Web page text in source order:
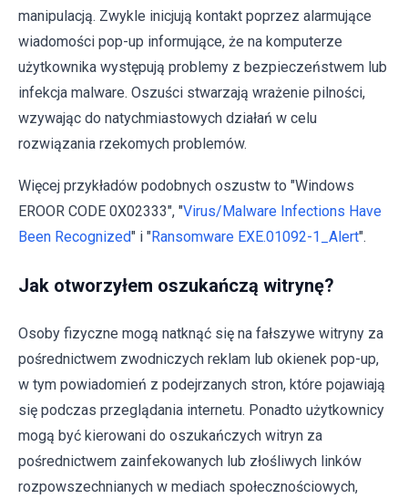
manipulacją. Zwykle inicjują kontakt poprzez alarmujące
wiadomości pop-up informujące, że na komputerze
użytkownika występują problemy z bezpieczeństwem lub
infekcja malware. Oszuści stwarzają wrażenie pilności,
wzywając do natychmiastowych działań w celu
rozwiązania rzekomych problemów.
Więcej przykładów podobnych oszustw to "Windows
EROOR CODE 0X02333", "Virus/Malware Infections Have
Been Recognized" i "Ransomware EXE.01092-1_Alert".
Jak otworzyłem oszukańczą witrynę?
Osoby fizyczne mogą natknąć się na fałszywe witryny za
pośrednictwem zwodniczych reklam lub okienek pop-up,
w tym powiadomień z podejrzanych stron, które pojawiają
się podczas przeglądania internetu. Ponadto użytkownicy
mogą być kierowani do oszukańczych witryn za
pośrednictwem zainfekowanych lub złośliwych linków
rozpowszechnianych w mediach społecznościowych,